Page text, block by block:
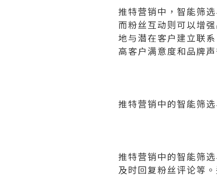
推特营销中，智能筛
而粉丝互动则可以增
地与潜在客户建立联
高客户满意度和品牌声
推特营销中的智能筛
推特营销中的智能筛
及时回复粉丝评论等